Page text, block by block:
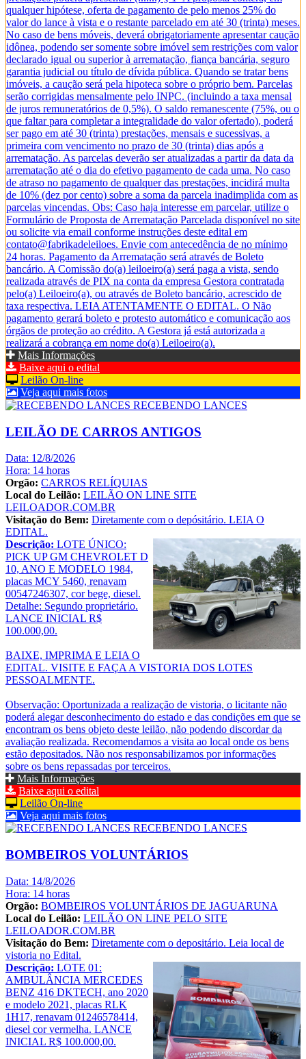
qualquer hipótese, oferta de pagamento de pelo menos 25% do
valor do lance à vista e o restante parcelado em até 30 (trinta) meses.
No caso de bens móveis, deverá obrigatoriamente apresentar caução
idônea, podendo ser somente sobre imóvel sem restrições com valor
declarado igual ou superior à arrematação, fiança bancária, seguro
garantia judicial ou título de dívida pública. Quando se tratar bens
imóveis, a caução será pela hipoteca sobre o próprio bem. Parcelas
serão corrigidas mensalmente pelo INPC. (incluindo a taxa mensal
de juros remuneratórios de 0,5%). O saldo remanescente (75%, ou o
que faltar para completar a integralidade do valor ofertado), poderá
ser pago em até 30 (trinta) prestações, mensais e sucessivas, a
primeira com vencimento no prazo de 30 (trinta) dias após a
arrematação. As parcelas deverão ser atualizadas a partir da data da
arrematação até o dia do efetivo pagamento de cada uma. No caso
de atraso no pagamento de qualquer das prestações, incidirá multa
de 10% (dez por cento) sobre a soma da parcela inadimplida com as
parcelas vincendas. Obs: Caso haja interesse em parcelar, utilize o
Formulário de Proposta de Arrematação Parcelada disponível no site
ou solicite via email conforme instruções deste edital em
contato@fabrikadeleiloes. Envie com antecedência de no mínimo
24 horas. Pagamento da Arrematação será através de Boleto
bancário. A Comissão do(a) leiloeiro(a) será paga a vista, sendo
realizada através de PIX na conta da empresa Gestora contratada
pelo(a) Leiloeiro(a), ou através de Boleto bancário, acrescido de
taxa respectiva. LEIA ATENTAMENTE O EDITAL. O Não
pagamento gerará boleto e protesto automático e comunicação aos
órgãos de proteção ao crédito. A Gestora já está autorizada a
realizará a cobrança em nome do(a) Leiloeiro(a).
Mais Informações
Baixe aqui o edital
Leilão On-line
Veja aqui mais fotos
RECEBENDO LANCES
LEILÃO DE CARROS ANTIGOS
Data: 12/8/2026
Hora: 14 horas
Orgão: CARROS RELÍQUIAS
Local do Leilão: LEILÃO ON LINE SITE
LEILOADOR.COM.BR
Visitação do Bem: Diretamente com o depósitário. LEIA O
EDITAL.
Descrição: LOTE ÚNICO:
PICK UP GM CHEVROLET D
10, ANO E MODELO 1984,
placas MCY 5460, renavam
00547246307, cor bege, diesel.
Detalhe: Segundo proprietário.
LANCE INICIAL R$
100.000,00.
BAIXE, IMPRIMA E LEIA O
EDITAL. VISITE E FAÇA A VISTORIA DOS LOTES
PESSOALMENTE.
Observação: Oportunizada a realização de vistoria, o licitante não
poderá alegar desconhecimento do estado e das condições em que se
encontram os bens objeto deste leilão, não podendo discordar da
avaliação realizada. Recomendamos a visita ao local onde os bens
estão depositados. Não nos responsabilizamos por informações
sobre os bens repassadas por terceiros.
Mais Informações
Baixe aqui o edital
Leilão On-line
Veja aqui mais fotos
RECEBENDO LANCES
BOMBEIROS VOLUNTÁRIOS
Data: 14/8/2026
Hora: 14 horas
Orgão: BOMBEIROS VOLUNTÁRIOS DE JAGUARUNA
Local do Leilão: LEILÃO ON LINE PELO SITE
LEILOADOR.COM.BR
Visitação do Bem: Diretamente com o depositário. Leia local de
vistoria no Edital.
Descrição: LOTE 01:
AMBULÂNCIA MERCEDES
BENZ 416 DKTECH, ano 2020
e modelo 2021, placas RLK
1H17, renavam 01246578414,
diesel cor vermelha. LANCE
INICIAL R$ 100.000,00.